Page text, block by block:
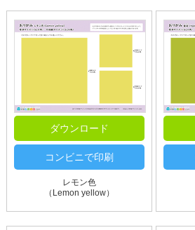
ダウンロード
コンビニで印刷
レモン色
（Lemon yellow）